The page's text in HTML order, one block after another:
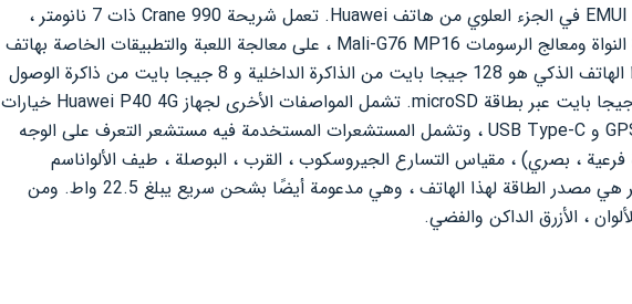
يوجد نظام Android 10 مع واجهة مستخدم EMUI في الجزء العلوي من هاتف Huawei. تعمل شريحة Crane 990 ذات 7 نانومتر ،
جنبًا إلى جنب مع وحدة المعالجة المركزية 8 النواة ومعالج الرسومات Mali-G76 MP16 ، على معالجة اللعبة والتطبيقات الخاصة بهاتف
Huawei P40 4G. خيار التخزين الوحيد لهذا الهاتف الذكي هو 128 جيجا بايت من الذاكرة الداخلية و 8 جيجا بايت من ذاكرة الوصول
العشوائي ، والتي يمكن توسيعها حتى 256 جيجا بايت عبر بطاقة microSD. تشمل المواصفات الأخرى لجهاز Huawei P40 4G خيارات
التعرف على الوجه
، بصري) ، مقياس التسارع الجيروسكوب ، القرب ، البوصلة ، طيف الألواناسم
الشيئ. بطارية بوليمر بسعة 3800 مللي أمبير هي مصدر الطاقة لهذا الهاتف ، وهي مدعومة أيضًا بشحن سريع يبلغ 22.5 واط. ومن